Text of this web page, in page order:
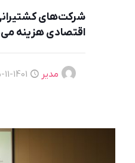
شرکت‌های
اقتصادی هزینه
مدیر 1401-11-05